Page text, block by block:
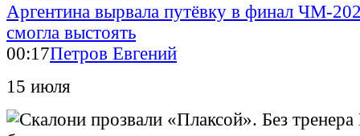
Аргентина вырвала путёвку в финал ЧМ-
смогла выстоять
00:17Петров Евгений
15 июля